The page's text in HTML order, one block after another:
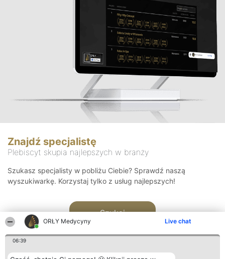
ORŁY Medycyny Live chat
06:39
Znajdź specjalistę
Plebiscyt skupia najlepszych w branży
Szukasz specjalisty w pobliżu Ciebie? Sprawdź naszą
wyszukiwarkę. Korzystaj tylko z usług najlepszych!
Szukaj